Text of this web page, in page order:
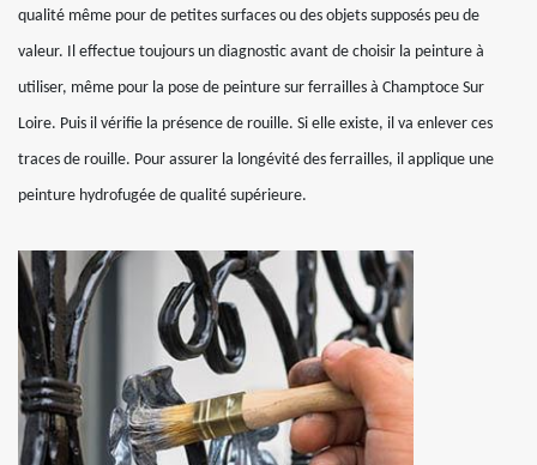
qualité même pour de petites surfaces ou des objets supposés peu de
valeur. Il effectue toujours un diagnostic avant de choisir la peinture à
utiliser, même pour la pose de peinture sur ferrailles à Champtoce Sur
Loire. Puis il vérifie la présence de rouille. Si elle existe, il va enlever ces
traces de rouille. Pour assurer la longévité des ferrailles, il applique une
peinture hydrofugée de qualité supérieure.